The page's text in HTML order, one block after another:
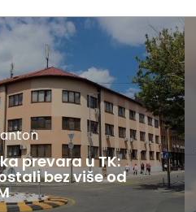
prevara u TK:
bez više od